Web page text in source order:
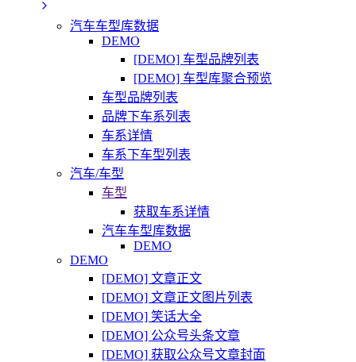
汽车车型库数据
DEMO
[DEMO] 车型品牌列表
[DEMO] 车型库聚合预览
车型品牌列表
品牌下车系列表
车系详情
车系下车型列表
汽车/车型
车型
获取车系详情
汽车车型库数据
DEMO
DEMO
[DEMO] 文章正文
[DEMO] 文章正文图片列表
[DEMO] 笑话大全
[DEMO] 公众号头条文章
[DEMO] 获取公众号文章封面